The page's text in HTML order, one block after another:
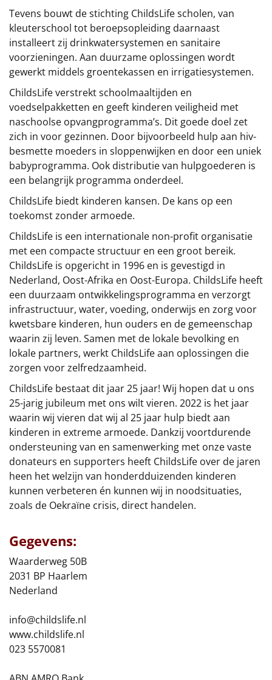
Rituals
Luxe
Mannen
Vrouwen
Duurzaam
Leuke
Goedkope
Uniek
Alle thema's
Artikel
Hitster NIEUW
Pizzarette
Tas
Wake up light
NIEUW
Borrelplank
Warmtekussen
NIEUW
Slowcooker POPULAIR
Noodradio NIEUW
Alle artikelen
Overige
Ideeën
Personeel
Doe het zelf
Tevens bouwt de stichting ChildsLife scholen, van
kleuterschool tot beroepsopleiding daarnaast
installeert zij drinkwatersystemen en sanitaire
voorzieningen. Aan duurzame oplossingen wordt
gewerkt middels groentekassen en irrigatiesystemen.
ChildsLife verstrekt schoolmaaltijden en
voedselpakketten en geeft kinderen veiligheid met
naschoolse opvangprogramma’s. Dit goede doel zet
zich in voor gezinnen. Door bijvoorbeeld hulp aan hiv-
besmette moeders in sloppenwijken en door een uniek
babyprogramma. Ook distributie van hulpgoederen is
een belangrijk programma onderdeel.
ChildsLife biedt kinderen kansen. De kans op een
toekomst zonder armoede.
ChildsLife is een internationale non-profit organisatie
met een compacte structuur en een groot bereik.
ChildsLife is opgericht in 1996 en is gevestigd in
Nederland, Oost-Afrika en Oost-Europa. ChildsLife heeft
een duurzaam ontwikkelingsprogramma en verzorgt
infrastructuur, water, voeding, onderwijs en zorg voor
kwetsbare kinderen, hun ouders en de gemeenschap
waarin zij leven. Samen met de lokale bevolking en
lokale partners, werkt ChildsLife aan oplossingen die
zorgen voor zelfredzaamheid.
ChildsLife bestaat dit jaar 25 jaar! Wij hopen dat u ons
25-jarig jubileum met ons wilt vieren. 2022 is het jaar
waarin wij vieren dat wij al 25 jaar hulp biedt aan
kinderen in extreme armoede. Dankzij voortdurende
ondersteuning van en samenwerking met onze vaste
donateurs en supporters heeft ChildsLife over de jaren
heen het welzijn van honderdduizenden kinderen
kunnen verbeteren én kunnen wij in noodsituaties,
zoals de Oekraïne crisis, direct handelen.
Gegevens:
Waarderweg 50B
2031 BP Haarlem
Nederland
info@childslife.nl
www.childslife.nl
023 5570081